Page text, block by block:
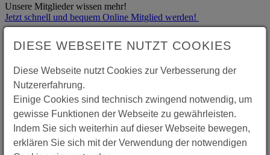
Unsere Mitglieder wissen mehr!
Jetzt schnell und bequem Online Mitglied werden!
Rechtsberatung
Unsere Volljuristen beraten Sie gern zu allen Themen rund um den
Mietvertrag, Betriebskostenabrechungen, uvm.
Mieterzeitung
Alle zwei Monate aktuelle Informationen rund um
Wohnungspolitische, mietrechtliche und Service-Themen in der
MieterZeitung
DIESE WEBSEITE NUTZT COOKIES
Diese Webseite nutzt Cookies zur Verbesserung der
Nutzererfahrung.
Einige Cookies sind technisch zwingend notwendig, um
gewisse Funktionen der Webseite zu gewährleisten.
Indem Sie sich weiterhin auf dieser Webseite bewegen,
erklären Sie sich mit der Verwendung der notwendigen